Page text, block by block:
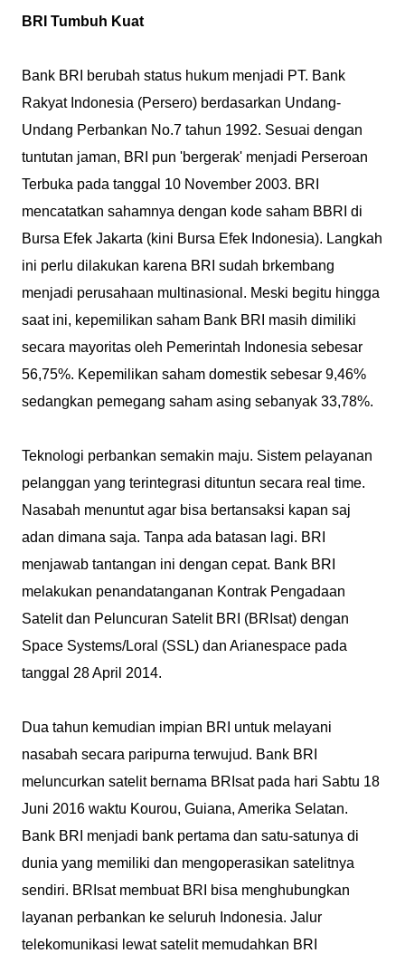
BRI Tumbuh Kuat
Bank BRI berubah status hukum menjadi PT. Bank
Rakyat Indonesia (Persero) berdasarkan Undang-
Undang Perbankan No.7 tahun 1992. Sesuai dengan
tuntutan jaman, BRI pun 'bergerak' menjadi Perseroan
Terbuka pada tanggal 10 November 2003. BRI
mencatatkan sahamnya dengan kode saham BBRI di
Bursa Efek Jakarta (kini Bursa Efek Indonesia). Langkah
ini perlu dilakukan karena BRI sudah brkembang
menjadi perusahaan multinasional. Meski begitu hingga
saat ini, kepemilikan saham Bank BRI masih dimiliki
secara mayoritas oleh Pemerintah Indonesia sebesar
56,75%. Kepemilikan saham domestik sebesar 9,46%
sedangkan pemegang saham asing sebanyak 33,78%.
Teknologi perbankan semakin maju. Sistem pelayanan
pelanggan yang terintegrasi dituntun secara real time.
Nasabah menuntut agar bisa bertansaksi kapan saj
adan dimana saja. Tanpa ada batasan lagi. BRI
menjawab tantangan ini dengan cepat. Bank BRI
melakukan penandatanganan Kontrak Pengadaan
Satelit dan Peluncuran Satelit BRI (BRIsat) dengan
Space Systems/Loral (SSL) dan Arianespace pada
tanggal 28 April 2014.
Dua tahun kemudian impian BRI untuk melayani
nasabah secara paripurna terwujud. Bank BRI
meluncurkan satelit bernama BRIsat pada hari Sabtu 18
Juni 2016 waktu Kourou, Guiana, Amerika Selatan.
Bank BRI menjadi bank pertama dan satu-satunya di
dunia yang memiliki dan mengoperasikan satelitnya
sendiri. BRIsat membuat BRI bisa menghubungkan
layanan perbankan ke seluruh Indonesia. Jalur
telekomunikasi lewat satelit memudahkan BRI